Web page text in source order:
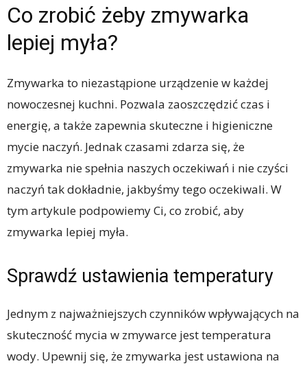
Co zrobić żeby zmywarka
lepiej myła?
Zmywarka to niezastąpione urządzenie w każdej
nowoczesnej kuchni. Pozwala zaoszczędzić czas i
energię, a także zapewnia skuteczne i higieniczne
mycie naczyń. Jednak czasami zdarza się, że
zmywarka nie spełnia naszych oczekiwań i nie czyści
naczyń tak dokładnie, jakbyśmy tego oczekiwali. W
tym artykule podpowiemy Ci, co zrobić, aby
zmywarka lepiej myła.
Sprawdź ustawienia temperatury
Jednym z najważniejszych czynników wpływających na
skuteczność mycia w zmywarce jest temperatura
wody. Upewnij się, że zmywarka jest ustawiona na